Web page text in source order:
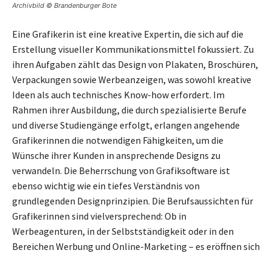
Archivbild © Brandenburger Bote
Eine Grafikerin ist eine kreative Expertin, die sich auf die
Erstellung visueller Kommunikationsmittel fokussiert. Zu
ihren Aufgaben zählt das Design von Plakaten, Broschüren,
Verpackungen sowie Werbeanzeigen, was sowohl kreative
Ideen als auch technisches Know-how erfordert. Im
Rahmen ihrer Ausbildung, die durch spezialisierte Berufe
und diverse Studiengänge erfolgt, erlangen angehende
Grafikerinnen die notwendigen Fähigkeiten, um die
Wünsche ihrer Kunden in ansprechende Designs zu
verwandeln. Die Beherrschung von Grafiksoftware ist
ebenso wichtig wie ein tiefes Verständnis von
grundlegenden Designprinzipien. Die Berufsaussichten für
Grafikerinnen sind vielversprechend: Ob in
Werbeagenturen, in der Selbstständigkeit oder in den
Bereichen Werbung und Online-Marketing – es eröffnen sich